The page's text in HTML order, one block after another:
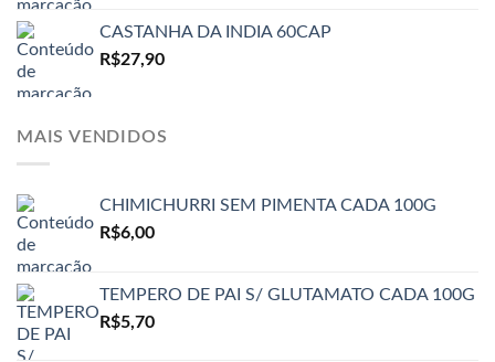
CASTANHA DA INDIA 60CAP
R$27,90
MAIS VENDIDOS
CHIMICHURRI SEM PIMENTA CADA 100G
R$6,00
TEMPERO DE PAI S/ GLUTAMATO CADA 100G
R$5,70